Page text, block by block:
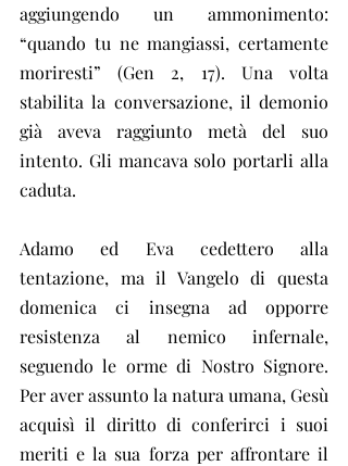
aggiungendo un ammonimento:
“quando tu ne mangiassi, certamente
moriresti” (Gen 2, 17). Una volta
stabilita la conversazione, il demonio
già aveva raggiunto metà del suo
intento. Gli mancava solo portarli alla
caduta.
Adamo ed Eva cedettero alla
tentazione, ma il Vangelo di questa
domenica ci insegna ad opporre
resistenza al nemico infernale,
seguendo le orme di Nostro Signore.
Per aver assunto la natura umana, Gesù
acquisì il diritto di conferirci i suoi
meriti e la sua forza per affrontare il